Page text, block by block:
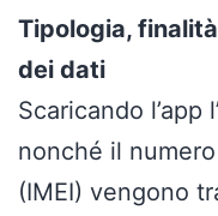
Tipologia,
dei dati
Scaricando l’app
nonché il
(IMEI) vengono